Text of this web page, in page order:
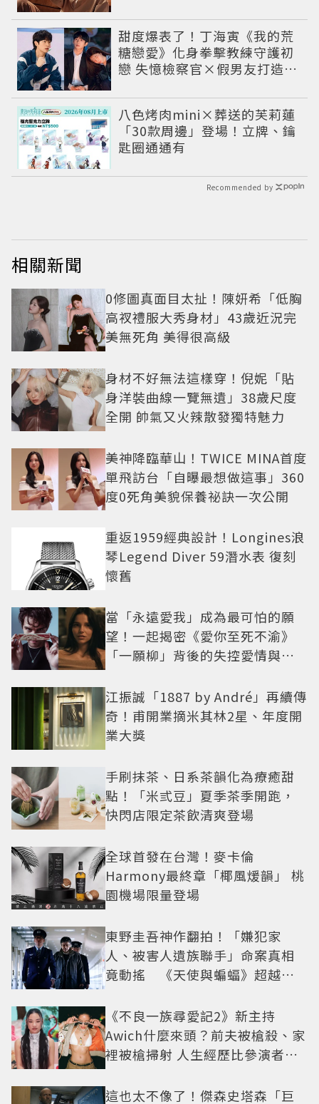
甜度爆表了！丁海寅《我的荒
糖戀愛》化身拳擊教練守護初
戀 失憶檢察官×假男友打造今
八色烤肉mini×葬送的芙莉蓮
「30款周邊」登場！立牌、鑰
匙圈通通有
Recommended by
相關新聞
0修圖真面目太扯！陳妍希「低胸
高衩禮服大秀身材」43歲近況完
美無死角 美得很高級
身材不好無法這樣穿！倪妮「貼
身洋裝曲線一覽無遺」38歲尺度
全開 帥氣又火辣散發獨特魅力
美神降臨華山！TWICE MINA首度
單飛訪台「自曝最想做這事」360
度0死角美貌保養祕訣一次公開
重返1959經典設計！Longines浪
琴Legend Diver 59潛水表 復刻
懷舊
當「永遠愛我」成為最可怕的願
望！一起揭密《愛你至死不渝》
「一願柳」背後的失控愛情與爆
江振誠「1887 by André」再續傳
奇！甫開業摘米其林2星、年度開
業大獎
手刷抹茶、日系茶韻化為療癒甜
點！「米弎豆」夏季茶季開跑，
快閃店限定茶飲清爽登場
全球首發在台灣！麥卡倫
Harmony最終章「椰風煖韻」 桃
園機場限量登場
東野圭吾神作翻拍！「嫌犯家
人、被害人遺族聯手」命案真相
竟動搖 《天使與蝙蝠》超越懸
《不良一族尋愛記2》新主持
Awich什麼來頭？前夫被槍殺、家
裡被槍掃射 人生經歷比參演者還
這也太不像了！傑森史塔森「巨